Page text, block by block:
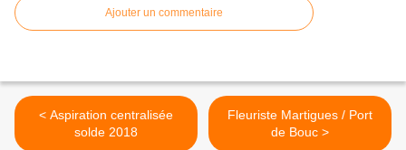
Ajouter un commentaire
< Aspiration centralisée
solde 2018
Fleuriste Martigues / Port
de Bouc >